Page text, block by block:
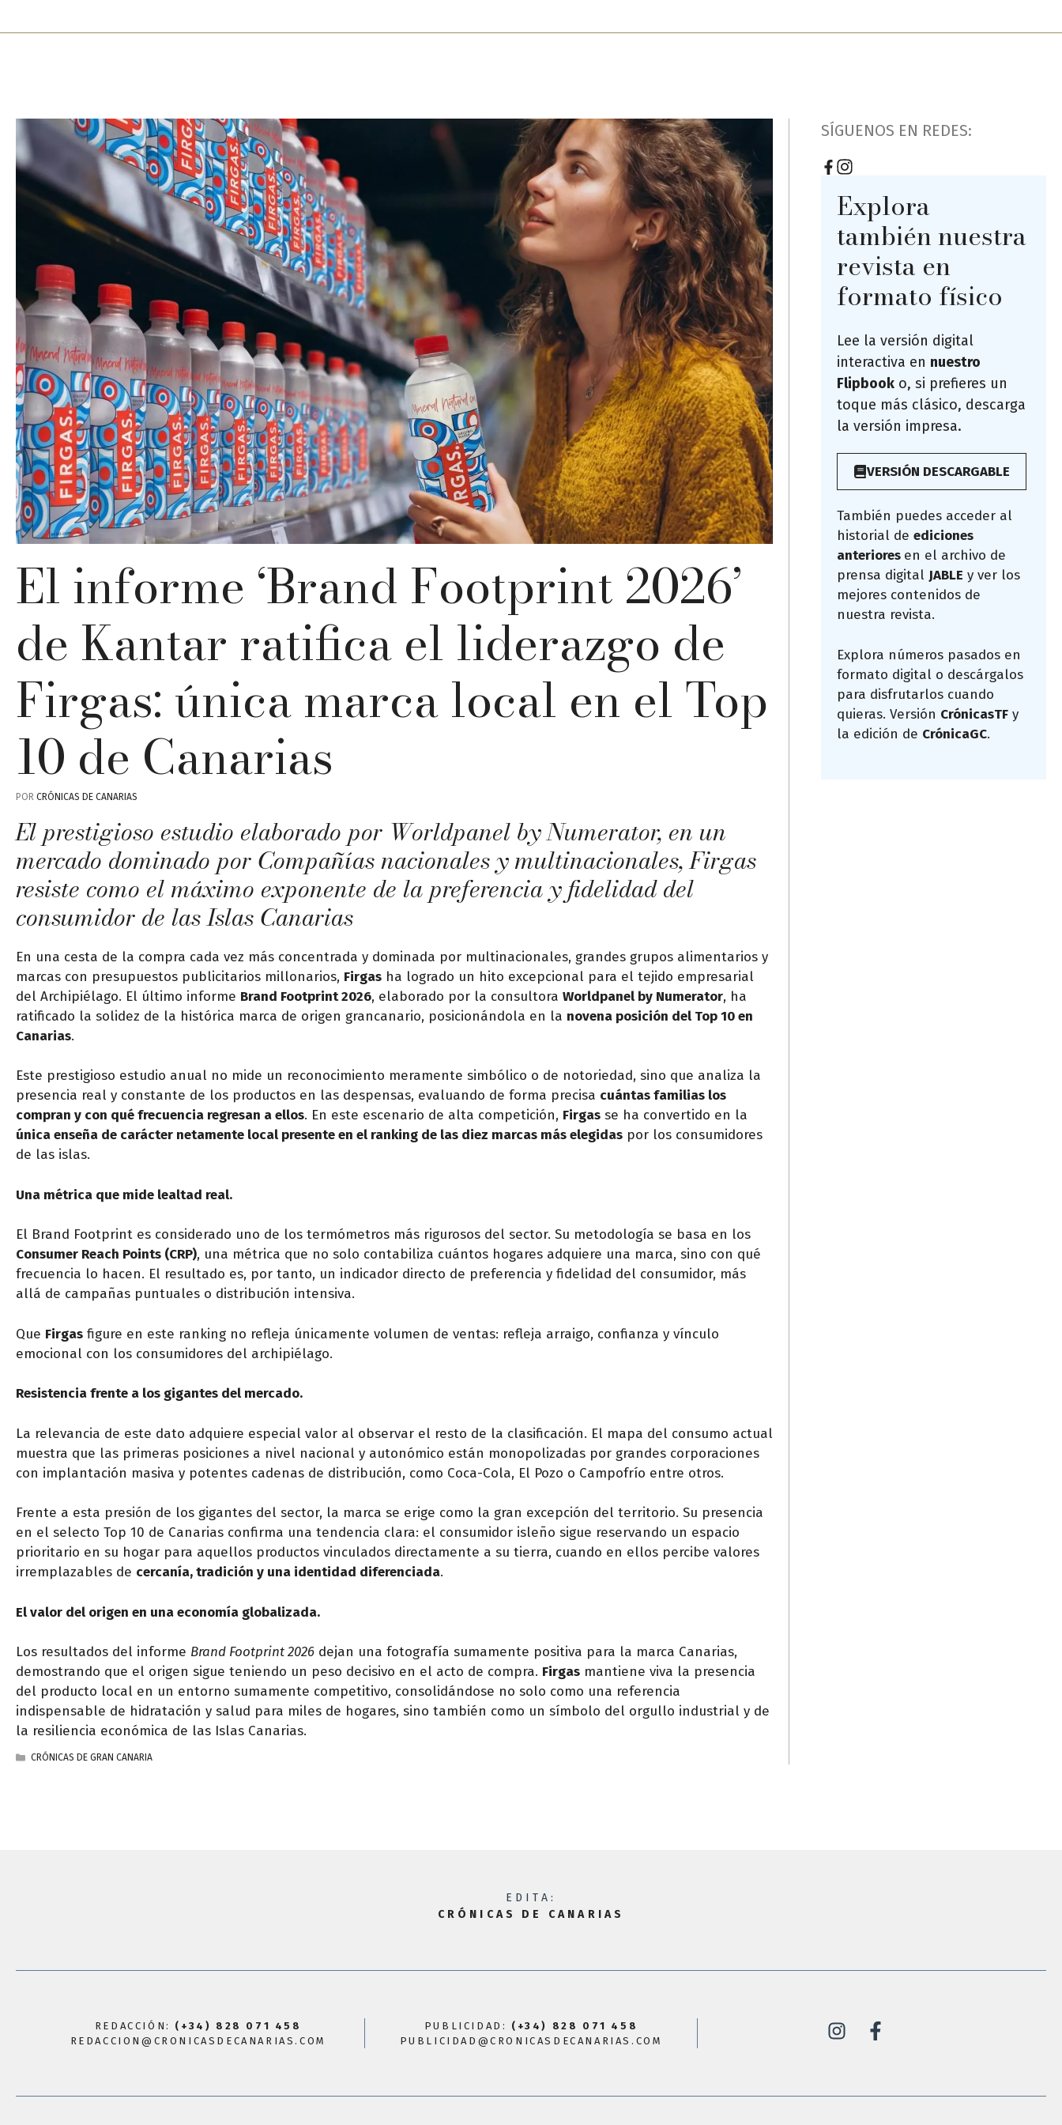
El informe ‘Brand Footprint 2026’
de Kantar ratifica el liderazgo de
Firgas: única marca local en el Top
10 de Canarias
POR CRÓNICAS DE CANARIAS
El prestigioso estudio elaborado por Worldpanel by Numerator, en un
mercado dominado por Compañías nacionales y multinacionales, Firgas
resiste como el máximo exponente de la preferencia y fidelidad del
consumidor de las Islas Canarias
En una cesta de la compra cada vez más concentrada y dominada por multinacionales, grandes grupos alimentarios y
marcas con presupuestos publicitarios millonarios, Firgas ha logrado un hito excepcional para el tejido empresarial
del Archipiélago. El último informe Brand Footprint 2026, elaborado por la consultora Worldpanel by Numerator, ha
ratificado la solidez de la histórica marca de origen grancanario, posicionándola en la novena posición del Top 10 en
Canarias.
Este prestigioso estudio anual no mide un reconocimiento meramente simbólico o de notoriedad, sino que analiza la
presencia real y constante de los productos en las despensas, evaluando de forma precisa cuántas familias los
compran y con qué frecuencia regresan a ellos. En este escenario de alta competición, Firgas se ha convertido en la
única enseña de carácter netamente local presente en el ranking de las diez marcas más elegidas por los consumidores
de las islas.
Una métrica que mide lealtad real.
El Brand Footprint es considerado uno de los termómetros más rigurosos del sector. Su metodología se basa en los
Consumer Reach Points (CRP), una métrica que no solo contabiliza cuántos hogares adquiere una marca, sino con qué
frecuencia lo hacen. El resultado es, por tanto, un indicador directo de preferencia y fidelidad del consumidor, más
allá de campañas puntuales o distribución intensiva.
Que Firgas figure en este ranking no refleja únicamente volumen de ventas: refleja arraigo, confianza y vínculo
emocional con los consumidores del archipiélago.
Resistencia frente a los gigantes del mercado.
La relevancia de este dato adquiere especial valor al observar el resto de la clasificación. El mapa del consumo actual
muestra que las primeras posiciones a nivel nacional y autonómico están monopolizadas por grandes corporaciones
con implantación masiva y potentes cadenas de distribución, como Coca-Cola, El Pozo o Campofrío entre otros.
Frente a esta presión de los gigantes del sector, la marca se erige como la gran excepción del territorio. Su presencia
en el selecto Top 10 de Canarias confirma una tendencia clara: el consumidor isleño sigue reservando un espacio
prioritario en su hogar para aquellos productos vinculados directamente a su tierra, cuando en ellos percibe valores
irremplazables de cercanía, tradición y una identidad diferenciada.
El valor del origen en una economía globalizada.
Los resultados del informe Brand Footprint 2026 dejan una fotografía sumamente positiva para la marca Canarias,
demostrando que el origen sigue teniendo un peso decisivo en el acto de compra. Firgas mantiene viva la presencia
del producto local en un entorno sumamente competitivo, consolidándose no solo como una referencia
indispensable de hidratación y salud para miles de hogares, sino también como un símbolo del orgullo industrial y de
la resiliencia económica de las Islas Canarias.
CATEGORÍAS
CRÓNICAS DE GRAN CANARIA
SÍGUENOS EN REDES:
Explora
también nuestra
revista en
formato físico
Lee la versión digital
interactiva en nuestro
Flipbook o, si prefieres un
toque más clásico, descarga
la versión impresa.
VERSIÓN DESCARGABLE
También puedes acceder al
historial de ediciones
anteriores en el archivo de
prensa digital JABLE y ver los
mejores contenidos de
nuestra revista.
Explora números pasados en
formato digital o descárgalos
para disfrutarlos cuando
quieras. Versión CrónicasTF y
la edición de CrónicaGC.
EDITA:
CRÓNICAS DE CANARIAS
REDACCIÓN: (+34) 828 071 458
REDACCION@CRONICASDECANARIAS.COM
PUBLICIDAD: (+34) 828 071 458
PUBLICIDAD@CRONICASDECANARIAS.COM